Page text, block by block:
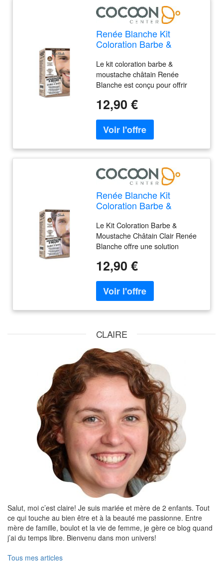
Renée Blanche Kit
Coloration Barbe &
Le kit coloration barbe &
moustache châtain Renée
Blanche est conçu pour offrir
ammoniaque, tout en couvrant
la couleur naturelle et donnant
un aspect plus jeune, plus
lumineux et plus fourni à
12,90 €
Renée Blanche Kit
Coloration Barbe &
Le Kit Coloration Barbe &
Moustache Châtain Clair Renée
Blanche offre une solution
blancs, renforcer la couleur
plus jeune, lumineux et fourni à
la barbe. Sa crème colorante
sans
12,90 €
CLAIRE
Salut, moi c’est claire! Je suis mariée et mère de 2 enfants. Tout
ce qui touche au bien être et à la beauté me passionne. Entre
mère de famille, boulot et la vie de femme, je gère ce blog quand
j’ai du temps libre. Bienvenu dans mon univers!
Tous mes articles